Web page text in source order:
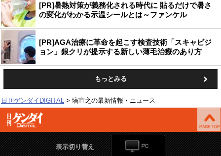
[PR]暑熱対策が義務化される時代に 貼るだけで暑さ
の変化がわかる示温シールとは～ファンケル
[PR]AGA治療に革命を起こす検査技術「スキャビジ
ョン」銀クリが提示する新しい薄毛治療のあり方
もっとみる
日刊ゲンダイDIGITAL 塙宣之の最新情報・ニュース
表示切り替え